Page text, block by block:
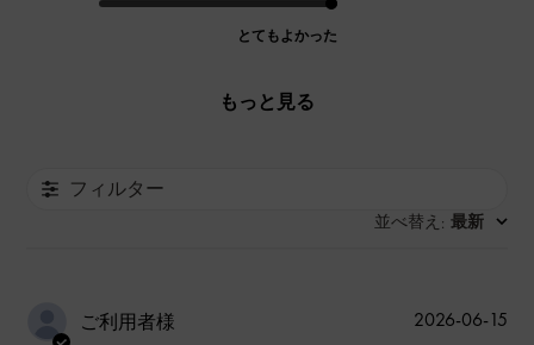
とてもよかった
もっと見る
フィルター
並べ替え : 最新
ご利用者様
公
2026-06-15